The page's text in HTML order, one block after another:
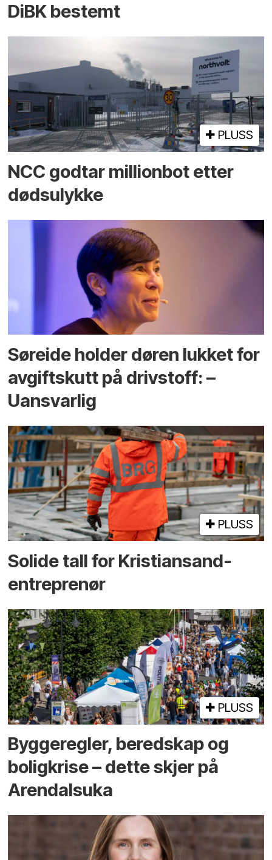
DiBK bestemt
PLUSS
NCC godtar millionbot etter
dødsulykke
Søreide holder døren lukket for
avgiftskutt på drivstoff: –
Uansvarlig
PLUSS
Solide tall for Kristiansand-
entreprenør
PLUSS
Bygge­regler, beredskap og
bolig­krise – dette skjer på
Arendals­uka